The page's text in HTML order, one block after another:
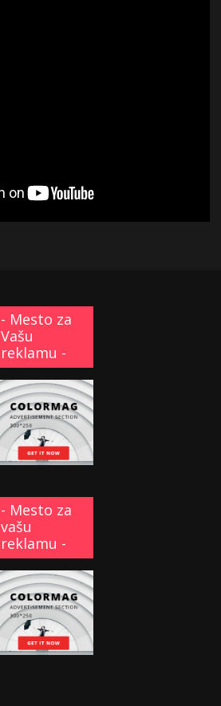
- Mesto za
Vašu
reklamu -
- Mesto za
vašu
reklamu -